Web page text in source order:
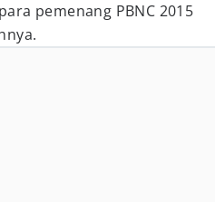
pemenang PBNC 2015